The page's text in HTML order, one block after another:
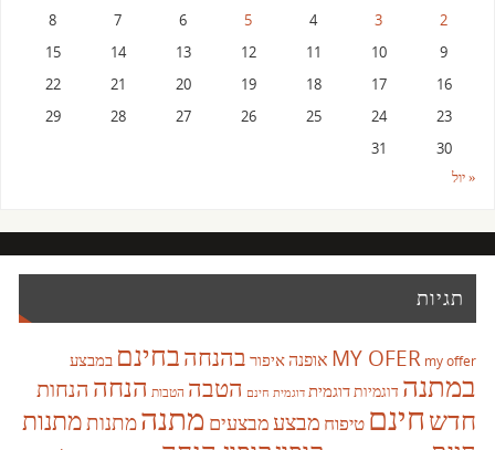
2
3
4
5
6
7
8
9
10
11
12
13
14
15
16
17
18
19
20
21
22
23
24
25
26
27
28
29
30
31
« יול
תגיות
MY OFER my offer אופנהאיפור בהנחהבחינם במבצע
במתנה דוגמיותדוגמית דוגמית חינם הטבה הטבות הנחה הנחות
חדשחינם טיפוח מבצעמבצעים מתנהמתנותמתנות